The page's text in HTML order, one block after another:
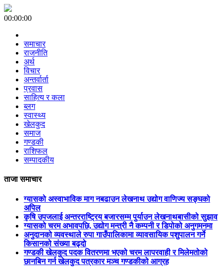
00:00:00
समाचार
राजनीति
अर्थ
विचार
अन्तर्वार्ता
प्रवास
साहित्य र कला
ब्लग
स्वास्थ्य
खेलकुद
समाज
गण्डकी
राशिफल
सम्पादकीय
ताजा समाचार
ग्यासको अस्वाभाविक माग नबढाउन लेखनाथ उद्योग वाणिज्य सङ्घको
अपिल
कृषि उपजलाई अन्तरराष्ट्रिय बजारसम्म पुर्याउन लेखनाथबासीको सुझाव
ग्यासको चरम अभावपछि, उद्योग मन्त्री नै कम्पनी र डिपोको अनुगमनमा
अनुदानको व्यवस्थाले रुपा गाउँपालिकामा व्यावसायिक पशुपालन गर्ने
किसानको संख्या बढ्दो
गण्डकी खेलकुद पदक वितरणमा भएको चरम लापरवाही र मिलेमतोको
छानबिन गर्न खेलकुद पत्रकार मञ्च गण्डकीको आग्रह